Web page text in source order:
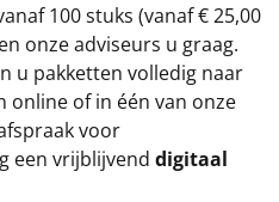
100 stuks (vanaf € 25,00
onze adviseurs u graag.
u pakketten volledig naar
online of in één van onze
voor
een vrijblijvend digitaal